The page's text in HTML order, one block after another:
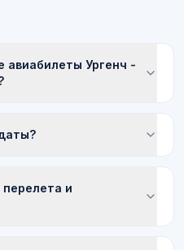
Ургенч -
и